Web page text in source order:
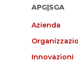
APG|SGA
Azienda
Innovazioni